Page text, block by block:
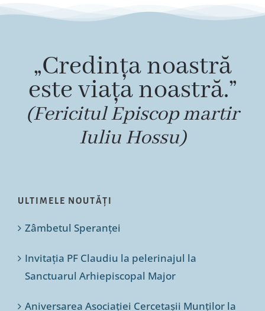
„Credința noastră
este viața noastră.”
(Fericitul Episcop martir
Iuliu Hossu)
ULTIMELE NOUTĂȚI
Zâmbetul Speranței
Invitația PF Claudiu la pelerinajul la
Sanctuarul Arhiepiscopal Major
Aniversarea Asociației Cercetașii Munților la